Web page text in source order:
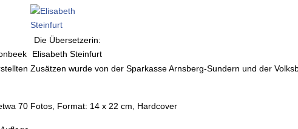
Die Übersetzerin:
Elisabeth Steinfurt
Zusätzen wurde von der Sparkasse Arnsberg-Sundern und der
70 Fotos, Format: 14 x 22 cm, Hardcover